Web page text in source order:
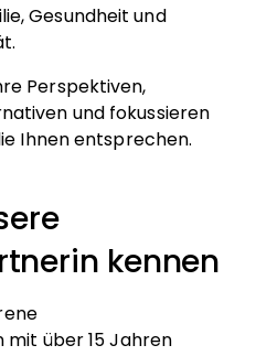
Gesundheit und
Perspektiven,
und fokussieren
Ihnen entsprechen.
kennen
über 15 Jahren